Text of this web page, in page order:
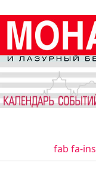
fab fa-